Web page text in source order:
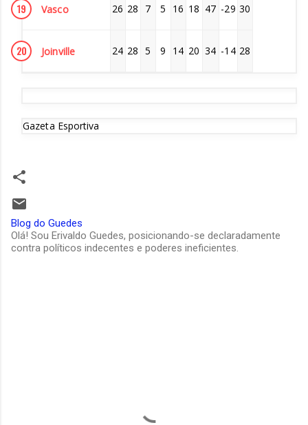
19 Vasco 26 28 7 5 16 18 47 -29 30
20 Joinville 24 28 5 9 14 20 34 -14 28
Gazeta Esportiva
Blog do Guedes
Olá! Sou Erivaldo Guedes, posicionando-se declaradamente
contra políticos indecentes e poderes ineficientes.